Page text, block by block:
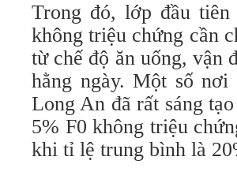
Trong đó, lớp đầu
không triệu chứng cần
từ chế độ ăn uống, vận
hằng ngày. Một số
Long An đã rất sáng
5% F0 không triệu
khi tỉ lệ trung bình là